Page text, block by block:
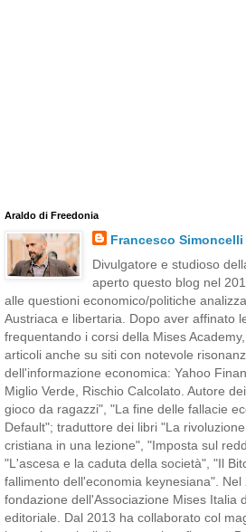
Araldo di Freedonia
Francesco Simoncelli
Divulgatore e studioso
aperto questo blog nel
alle questioni economico/politiche
Austriaca e libertaria. Dopo aver affinato
frequentando i corsi della Mises
articoli anche su siti con notevole
dell'informazione economica: Yahoo
Miglio Verde, Rischio Calcolato. Autore
gioco da ragazzi", "La fine delle fallacie
Default"; traduttore dei libri "La
cristiana in una lezione", "Imposta sul
"L'ascesa e la caduta della società", "Il
fallimento dell'economia keynesiana".
fondazione dell'Associazione Mises Italia
editoriale. Dal 2013 ha collaborato col